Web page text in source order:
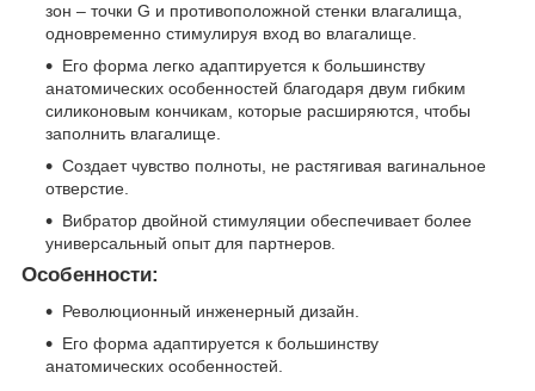
зон – точки G и противоположной стенки влагалища,
одновременно стимулируя вход во влагалище.
Его форма легко адаптируется к большинству
анатомических особенностей благодаря двум гибким
силиконовым кончикам, которые расширяются, чтобы
заполнить влагалище.
Создает чувство полноты, не растягивая вагинальное
отверстие.
Вибратор двойной стимуляции обеспечивает более
универсальный опыт для партнеров.
Особенности:
Революционный инженерный дизайн.
Его форма адаптируется к большинству
анатомических особенностей.